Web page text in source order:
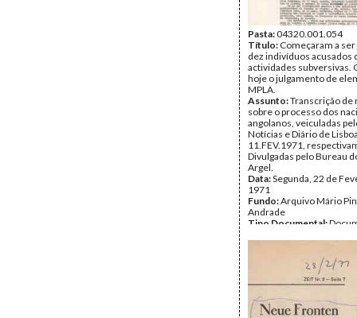
Pasta:04320.001.054
Título: Começaram a
dez indivíduos acusados
actividades subversivas.
hoje o julgamento de
MPLA.
Assunto:Transcrição de
sobre o processo dos
angolanos, veiculadas
Notícias e Diário de
11.FEV.1971,
Divulgadas pelo Bureau
Argel.
Data:Segunda, 22 de
1971
Fundo:Arquivo Mário
Andrade
Tipo Documental: